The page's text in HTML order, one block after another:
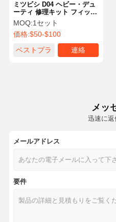
品質管理 お問い合わせ
幼虫のエンジン部分
クボタ エンジン部品
カミンズエンジン部品
YANMAR エンジン部品
DOOSAN 掘削機 エンジン
ミツビシ D04 ヘビー・デュ
ーティ 修理キット フィット
コベルコ SK130-8 OE
ME049587
MOQ:1セット
価格:$50-$100
ベストプラ
連絡
メッ
迅速に返
メールアドレス
要件